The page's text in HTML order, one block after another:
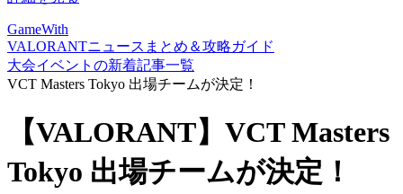
GameWith
VALORANTニュースまとめ＆攻略ガイド
大会イベントの新着記事一覧
VCT Masters Tokyo 出場チームが決定！
【VALORANT】VCT Masters
Tokyo 出場チームが決定！